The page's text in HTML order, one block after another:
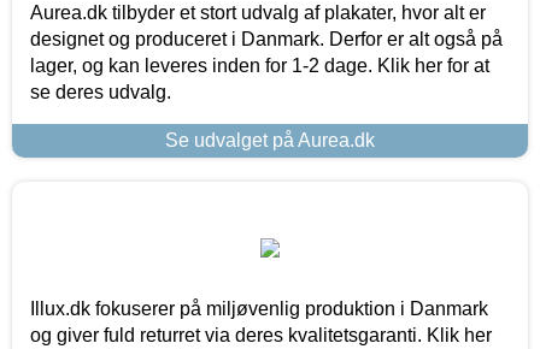
Aurea.dk tilbyder et stort udvalg af plakater, hvor alt er
designet og produceret i Danmark. Derfor er alt også på
lager, og kan leveres inden for 1-2 dage. Klik her for at
se deres udvalg.
Se udvalget på Aurea.dk
Illux.dk fokuserer på miljøvenlig produktion i Danmark
og giver fuld returret via deres kvalitetsgaranti. Klik her